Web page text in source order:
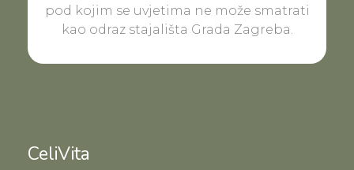
pod kojim se uvjetima ne može smatrati
kao odraz stajališta Grada Zagreba.
CeliVita